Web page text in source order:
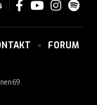
.
FORUM